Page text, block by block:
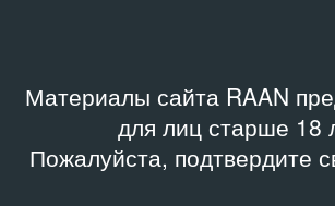
Материалы сайта RAAN
для лиц старше 18
Пожалуйста, подтвердите